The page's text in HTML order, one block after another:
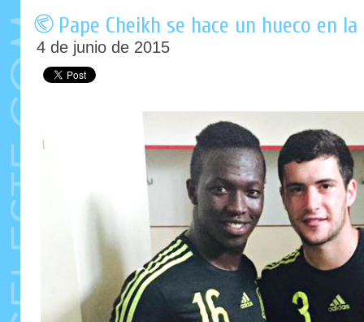
Pape Cheikh se hace un hueco en
4 de junio de 2015